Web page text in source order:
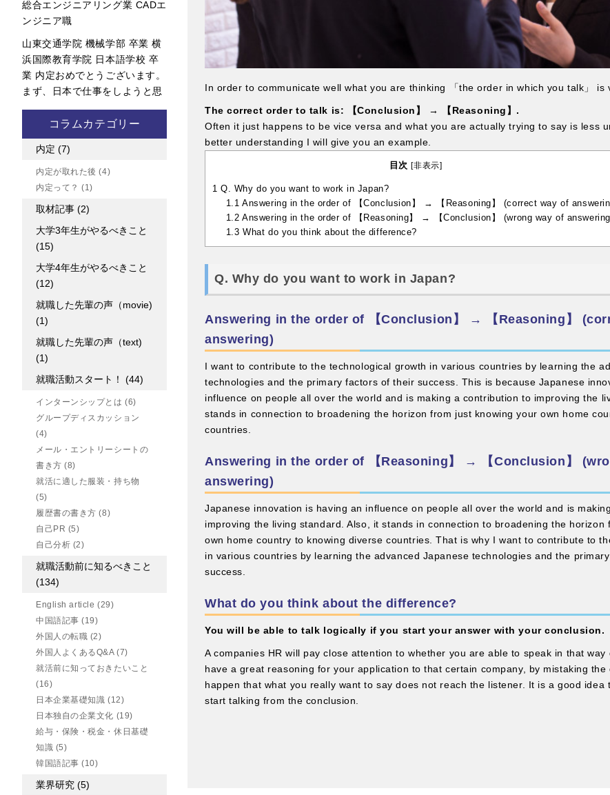
総合エンジニアリング業 CADエ
ンジニア職
山東交通学院 機械学部 卒業 横
浜国際教育学院 日本語学校 卒
業 内定おめでとうございます。
まず、日本で仕事をしようと思
コラムカテゴリー
内定 (7)
内定が取れた後(4)
内定って？(1)
取材記事 (2)
大学3年生がやるべきこと
(15)
大学4年生がやるべきこと
(12)
就職した先輩の声（movie)
(1)
就職した先輩の声（text)
(1)
就職活動スタート！ (44)
インターンシップとは(6)
グループディスカッション
(4)
メール・エントリーシートの
書き方(8)
就活に適した服装・持ち物
(5)
履歴書の書き方(8)
自己PR (5)
自己分析 (2)
就職活動前に知るべきこと
(134)
English article (29)
中国語記事(19)
外国人の転職 (2)
外国人よくあるQ&A(7)
就活前に知っておきたいこと
(16)
日本企業基礎知識(12)
日本独自の企業文化 (19)
給与・保険・税金・休日基礎
知識 (5)
韓国語記事(10)
業界研究 (5)
In order to communicate well what you are thinking 「the order in which you talk」 is
The correct order to talk is: 【Conclusion】 → 【Reasoning】.
Often it just happens to be vice versa and what you are actually trying to say is less
better understanding I will give you an example.
目次 [非表示]
1 Q. Why do you want to work in Japan?
1.1 Answering in the order of 【Conclusion】 → 【Reasoning】 (correct way of
1.2 Answering in the order of 【Reasoning】 → 【Conclusion】 (wrong way of
1.3 What do you think about the difference?
Q. Why do you want to work in Japan?
Answering in the order of 【Conclusion】 → 【Reasoning】
answering)
I want to contribute to the technological growth in various countries by learning the
technologies and the primary factors of their success. This is because Japanese
influence on people all over the world and is making a contribution to improving the
stands in connection to broadening the horizon from just knowing your own home
countries.
Answering in the order of 【Reasoning】 → 【Conclusion】
answering)
Japanese innovation is having an influence on people all over the world and is
improving the living standard. Also, it stands in connection to broadening the horizon
own home country to knowing diverse countries. That is why I want to contribute to
in various countries by learning the advanced Japanese technologies and the
success.
What do you think about the difference?
You will be able to talk logically if you start your answer with your conclusion.
A companies HR will pay close attention to whether you are able to speak in that way
have a great reasoning for your application to that certain company, by mistaking
happen that what you really want to say does not reach the listener. It is a good idea
start talking from the conclusion.